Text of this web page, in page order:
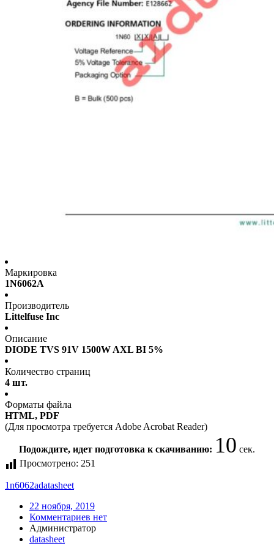
Маркировка
1N6062A
Производитель
Littelfuse Inc
Описание
DIODE TVS 91V 1500W AXL BI 5%
Количество страниц
4 шт.
Форматы файла
HTML, PDF
(Для просмотра требуется Adobe Acrobat Reader)
Подождите, идет подготовка к скачиванию: 10 сек.
Просмотрено: 251
1n6062adatasheet
22 ноября, 2019
Комментариев нет
Администратор
datasheet